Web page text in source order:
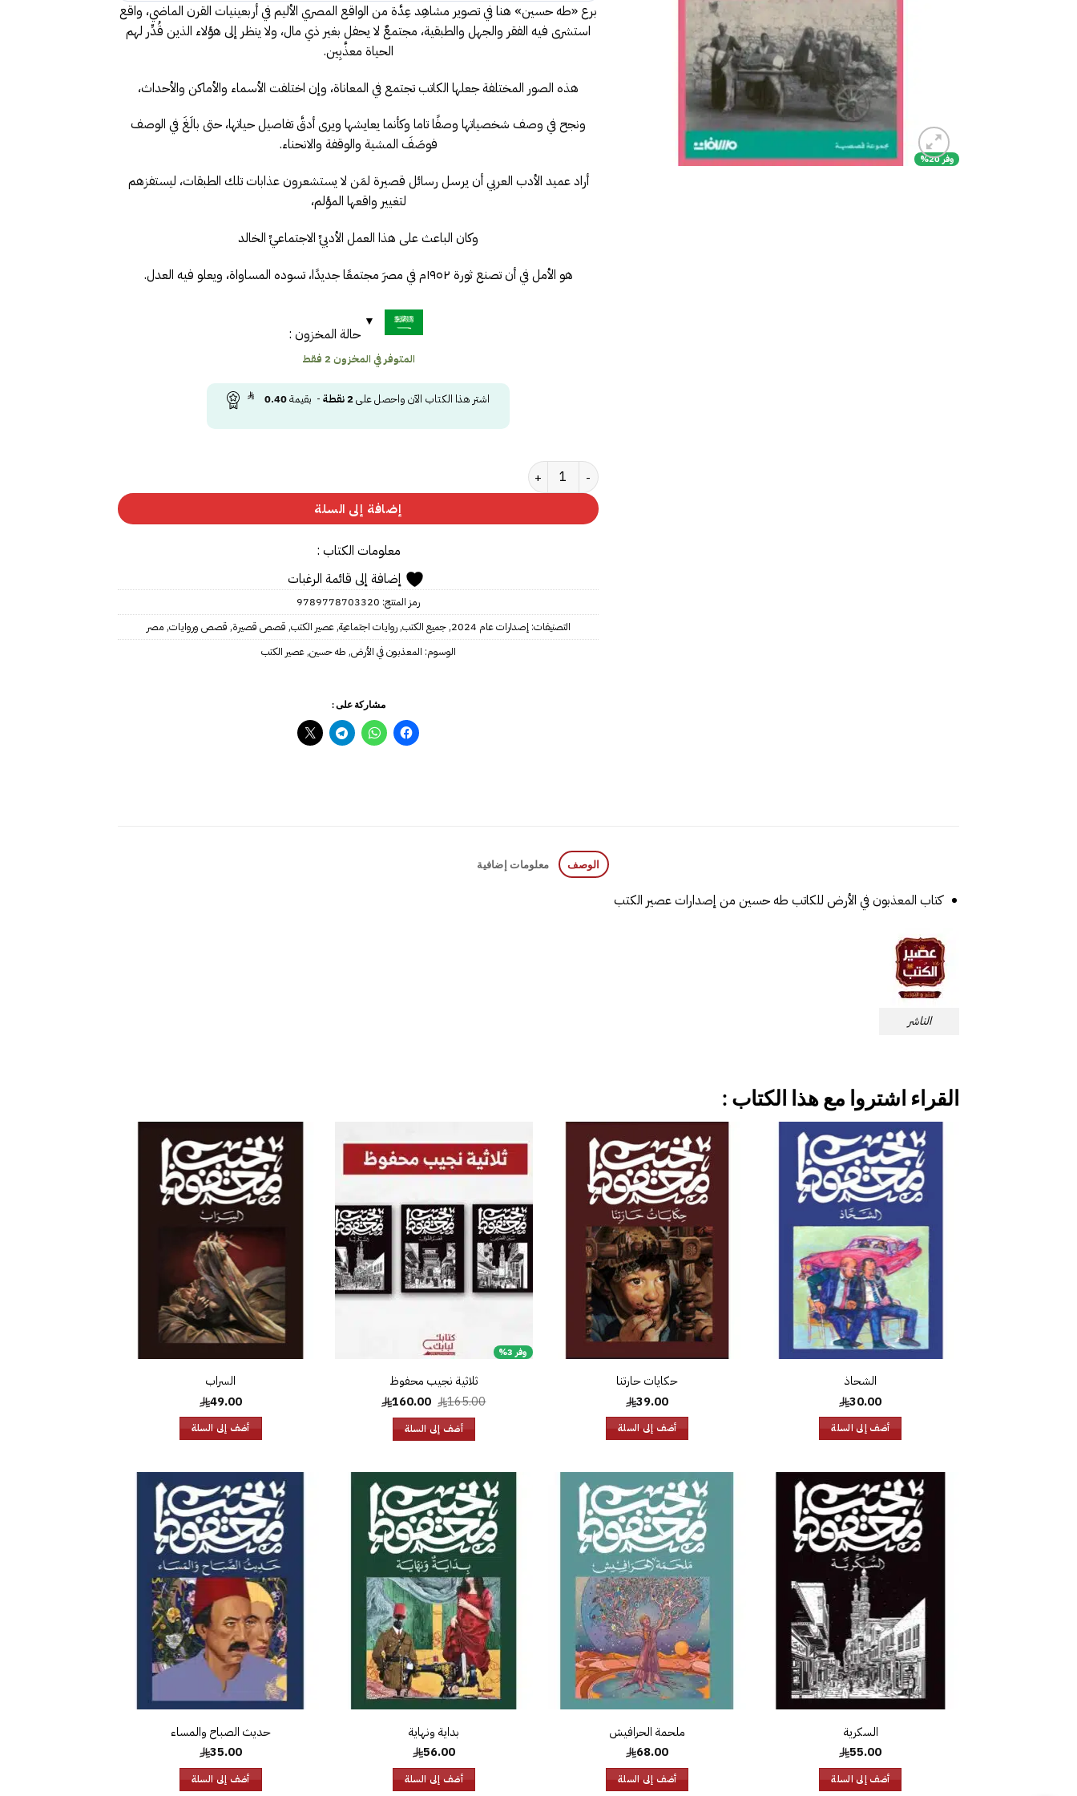
وفر 20%
برع «طه حسين» هنا في تصوير مشاهِد عِدَّة من الواقع المصري الأليم في أربعينيات القرن الماضي، واقع
استشرى فيه الفقر والجهل والطبقية، مجتمعٌ لا يحفل بغير ذي مال، ولا ينظر إلى هؤلاء الذين قُدِّر لهم
الحياة معذَّبِين.
هذه الصور المختلفة جعلها الكاتب تجتمع في المعاناة، وإن اختلفت الأسماء والأماكن والأحداث،
ونجح في وصف شخصياتها وصفًا تاما وكأنما يعايشها ويرى أدقَّ تفاصيل حياتها، حتى بالَغَ في الوصف
فوصَفَ المشية والوقفة والانحناء.
أراد عميد الأدب العربي أن يرسل رسائل قصيرة لمَن لا يستشعرون عذابات تلك الطبقات، ليستفزهم
لتغيير واقعها المؤلم،
وكان الباعث على هذا العمل الأدبيِّ الاجتماعيِّ الخالد
هو الأمل في أن تصنع ثورة ١٩٥٢م في مصرَ مجتمعًا جديدًا، تسوده المساواة، ويعلو فيه العدل.
حالة المخزون :
المتوفر في المخزون 2 فقط
اشتر هذا الكتاب الآن واحصل على2نقطة- بقيمة0.40
كمية المعذبون في الأرض
إضافة إلى السلة
معلومات الكتاب :
إضافة إلى قائمة الرغبات
رمز المنتج: 9789778703320
التصنيفات:إصدارات عام 2024 ,جميع الكتب,روايات اجتماعية,عصير الكتب, قصص قصيرة, قصص وروايات, مصر
الوسوم: المعذبون في الأرض, طه حسين,عصير الكتب
مشاركة على :
الوصف معلومات إضافية
كتاب المعذبون في الأرض للكاتب طه حسين من إصدارات عصير الكتب
الناشر
القراء اشتروا مع هذا الكتاب :
الشحاذ
30.00
أضف إلى السلة
حكايات حارتنا
39.00
أضف إلى السلة
وفر 3%
إضافة
إلى
ثلاثية نجيب محفوظ
165.00
السعر
الأصلي
هو:
165.00.
160.00 السعر
الحالي
أضف إلى السلة
السراب
49.00
أضف إلى السلة
السكرية
55.00
أضف إلى السلة
الرغبات
ملحمة الحرافيش
68.00
أضف إلى السلة
56.00
أضف إلى السلة
حديث الصباح والمساء
35.00
أضف إلى السلة